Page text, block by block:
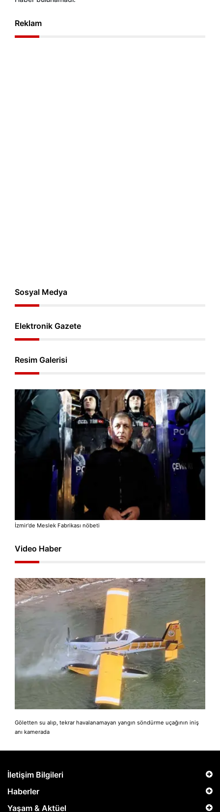
Reklam
Sosyal Medya
Elektronik Gazete
Resim Galerisi
İzmir'de Meslek Fabrikası nöbeti
Video Haber
Göletten su alıp, tekrar havalanamayan yangın söndürme uçağının iniş
anı kamerada
İletişim Bilgileri
Haberler
Yaşam & Aktüel